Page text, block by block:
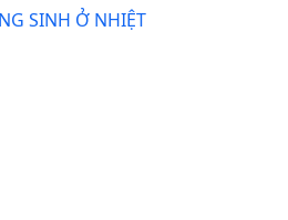
SINH Ở NHIỆT